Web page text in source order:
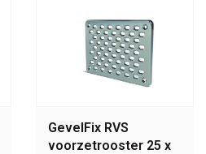
GevelFix RVS
voorzetrooster 25 x